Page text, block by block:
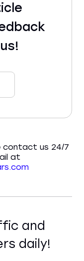
contact us 24/7
at
and
daily!